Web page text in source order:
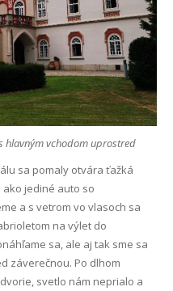
hlavným vchodom uprostred
sa pomaly otvára ťažká
jediné auto so
a s vetrom vo vlasoch sa
na výlet do
sa, ale aj tak sme sa
záverečnou. Po dlhom
svetlo nám neprialo a